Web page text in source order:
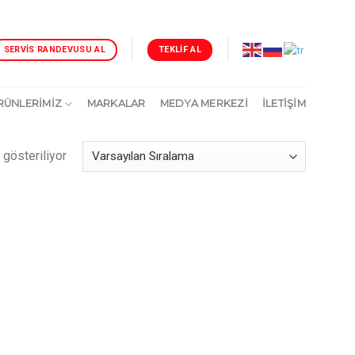
SERVIS RANDEVUSU AL TEKLIF AL
MARKALAR MEDYA MERKEZİ İLETIŞIM
gösteriliyor